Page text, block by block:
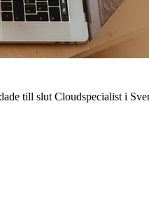
till slut Cloudspecialist i